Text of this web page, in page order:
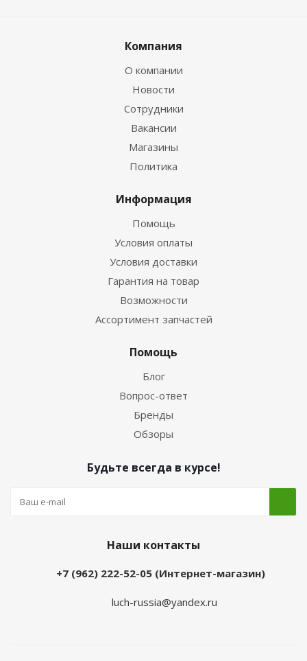
Компания
О компании
Новости
Сотрудники
Вакансии
Магазины
Политика
Информация
Помощь
Условия оплаты
Условия доставки
Гарантия на товар
Возможности
Ассортимент запчастей
Помощь
Блог
Вопрос-ответ
Бренды
Обзоры
Будьте всегда в курсе!
Наши контакты
+7 (962) 222-52-05 (Интернет-магазин)
luch-russia@yandex.ru